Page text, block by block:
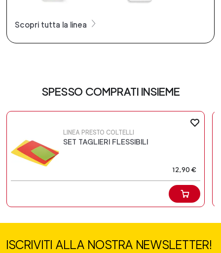
Scopri tutta la linea
SPESSO COMPRATI INSIEME
LINEA PRESTO COLTELLI
SET TAGLIERI FLESSIBILI
12,90 €
ISCRIVITI ALLA NOSTRA NEWSLETTER!